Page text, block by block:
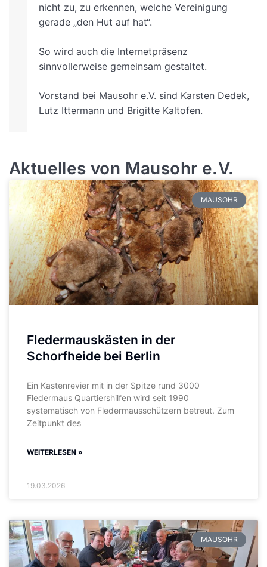
nicht zu, zu erkennen, welche Vereinigung
gerade „den Hut auf hat“.
So wird auch die Internetpräsenz
sinnvollerweise gemeinsam gestaltet.
Vorstand bei Mausohr e.V. sind Karsten Dedek,
Lutz Ittermann und Brigitte Kaltofen.
Aktuelles von Mausohr e.V.
MAUSOHR
Fledermauskästen in der
Schorfheide bei Berlin
Ein Kastenrevier mit in der Spitze rund 3000
Fledermaus Quartiershilfen wird seit 1990
systematisch von Fledermausschützern betreut. Zum
Zeitpunkt des
WEITERLESEN »
19.03.2026
MAUSOHR